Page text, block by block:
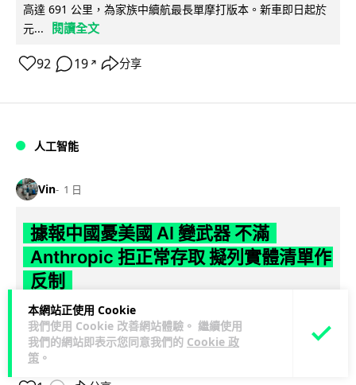
本網站正使用 Cookie
我們使用 Cookie 改善網站體驗。 繼續使用
我們的網站即表示您同意我們的 Cookie 政
策 。
高達 691 公里，為家族中續航最長單摩打版本。新車即日起於
元...
閱讀全文
92 19 ↗ 分享
人工智能
Vin 1 日
據報中國憂美國 AI 變武器 不滿
Anthropic 拒正常存取 擬列實體清單作
反制
彭博社引述知情人士報道，中國官方擔心美國 AI 公司
Anthropic 開發的頂級模型 Mythos 可被用作攻擊武器，正研
究反制方案。知... 閱讀全文